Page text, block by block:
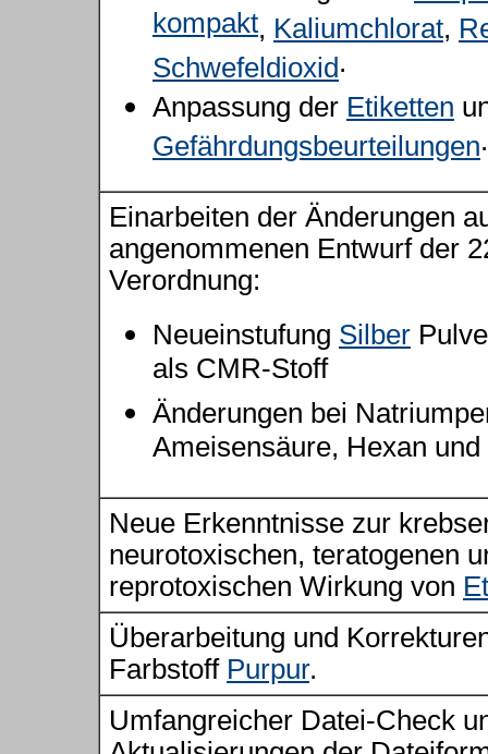
kompakt, Kaliumchlorat,
Schwefeldioxid.
Anpassung der Etiketten
Gefährdungsbeurteilungen.
Einarbeiten der Änderungen
angenommenen Entwurf der
Verordnung:
Neueinstufung Silber
als CMR-Stoff
Änderungen bei
Ameisensäure, Hexan
Neue Erkenntnisse zur
neurotoxischen, teratogenen
reprotoxischen Wirkung von
Überarbeitung und
Farbstoff Purpur.
Umfangreicher Datei-Check